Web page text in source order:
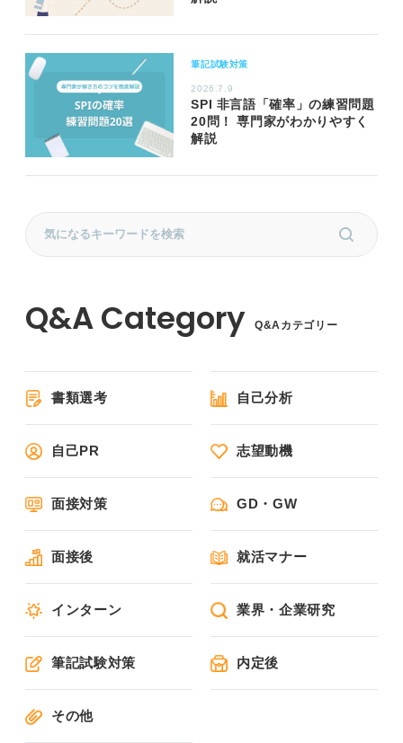
筆記試験対策
2026.7.9
SPI 非言語「確率」の練習問題
20問！ 専門家がわかりやすく
解説
Q&Aカテゴリー
書類選考 自己分析
自己PR 志望動機
面接対策 GD・GW
面接後 就活マナー
インターン 業界・企業研究
筆記試験対策 内定後
その他